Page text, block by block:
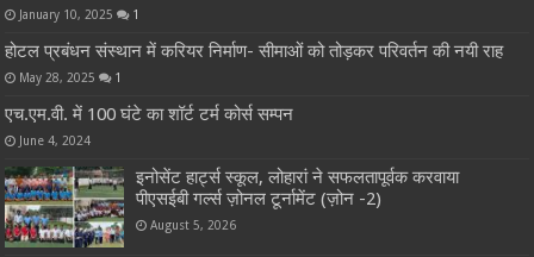
January 10, 2025 1
होटल प्रबंधन संस्थान में करियर निर्माण- सीमाओं को तोड़कर परिवर्तन की नयी राह
May 28, 2025 1
एच.एम.वी. में 100 घंटे का शॉर्ट टर्म कोर्स सम्पन
June 4, 2024
इनोसेंट हार्ट्स स्कूल, लोहारां ने सफलतापूर्वक करवाया
पीएसईबी गर्ल्स ज़ोनल टूर्नामेंट (ज़ोन -2)
August 5, 2026